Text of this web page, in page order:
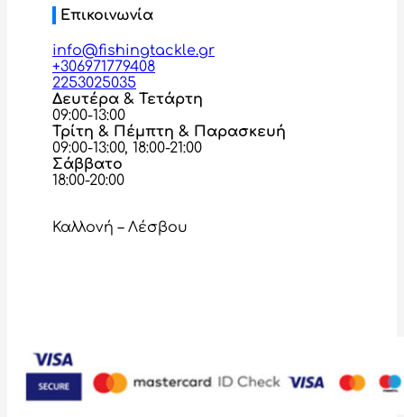
Επικοινωνία
info@fishingtackle.gr
+306971779408
2253025035
Δευτέρα & Τετάρτη
09:00-13:00
Τρίτη & Πέμπτη & Παρασκευή
09:00-13:00, 18:00-21:00
Σάββατο
18:00-20:00
Καλλονή – Λέσβου